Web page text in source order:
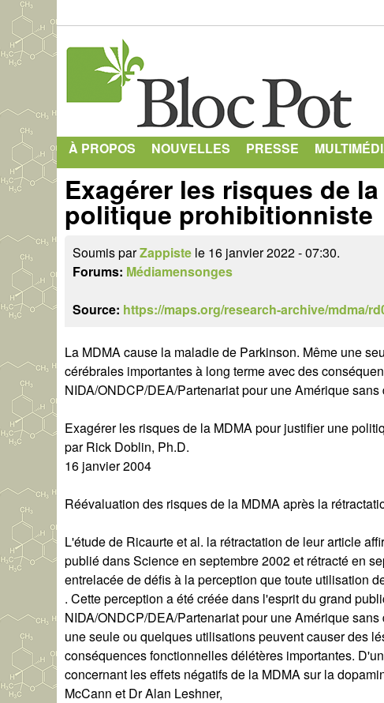
À PROPOS NOUVELLES PRESSE
Exagérer les risques de
politique prohibitionniste
Soumis parZappiste le 16 janvier 2022 - 07:30.
Forums: Médiamensonges
Source: https://maps.org/research-archive/mdma/
La MDMA cause la maladie de Parkinson. Même une
cérébrales importantes à long terme avec des
NIDA/ONDCP/DEA/Partenariat pour une Amérique sans
Exagérer les risques de la MDMA pour justifier une
par Rick Doblin, Ph.D.
16 janvier 2004
Réévaluation des risques de la MDMA après la
L'étude de Ricaurte et al. la rétractation de leur article
publié dans Science en septembre 2002 et rétracté en
entrelacée de défis à la perception que toute utilisation
. Cette perception a été créée dans l'esprit du grand
NIDA/ONDCP/DEA/Partenariat pour une Amérique
une seule ou quelques utilisations peuvent causer des
conséquences fonctionnelles délétères importantes.
concernant les effets négatifs de la MDMA sur la
McCann et Dr Alan Leshner,